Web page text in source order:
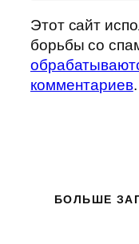
Этот сайт
борьбы со
комментариев.
БОЛЬШЕ